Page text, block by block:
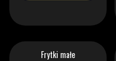
Frytki małe